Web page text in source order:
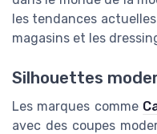
les tendances
magasins et les
Silhouettes
Les marques comme
avec des coupes